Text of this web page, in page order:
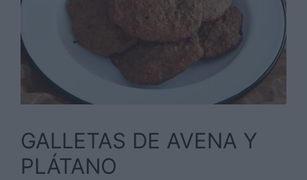
GALLETAS DE AVENA Y
PLÁTANO